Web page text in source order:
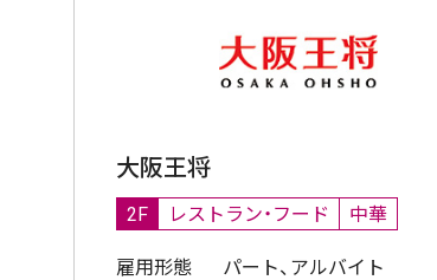
大阪王将
2F レストラン・フード 中華
雇用形態
パート、アルバイト